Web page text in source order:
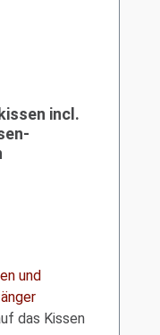
incl.
und
das Kissen